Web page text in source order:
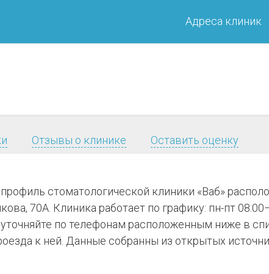
Адреса клиник
Отзывы о клинике Оставить оценку
стоматологической клиники «Ваб»
70А. Клиника работает по графику: пн-пт
по телефонам расположенным ниже в
к ней. Данные собранны из открытых